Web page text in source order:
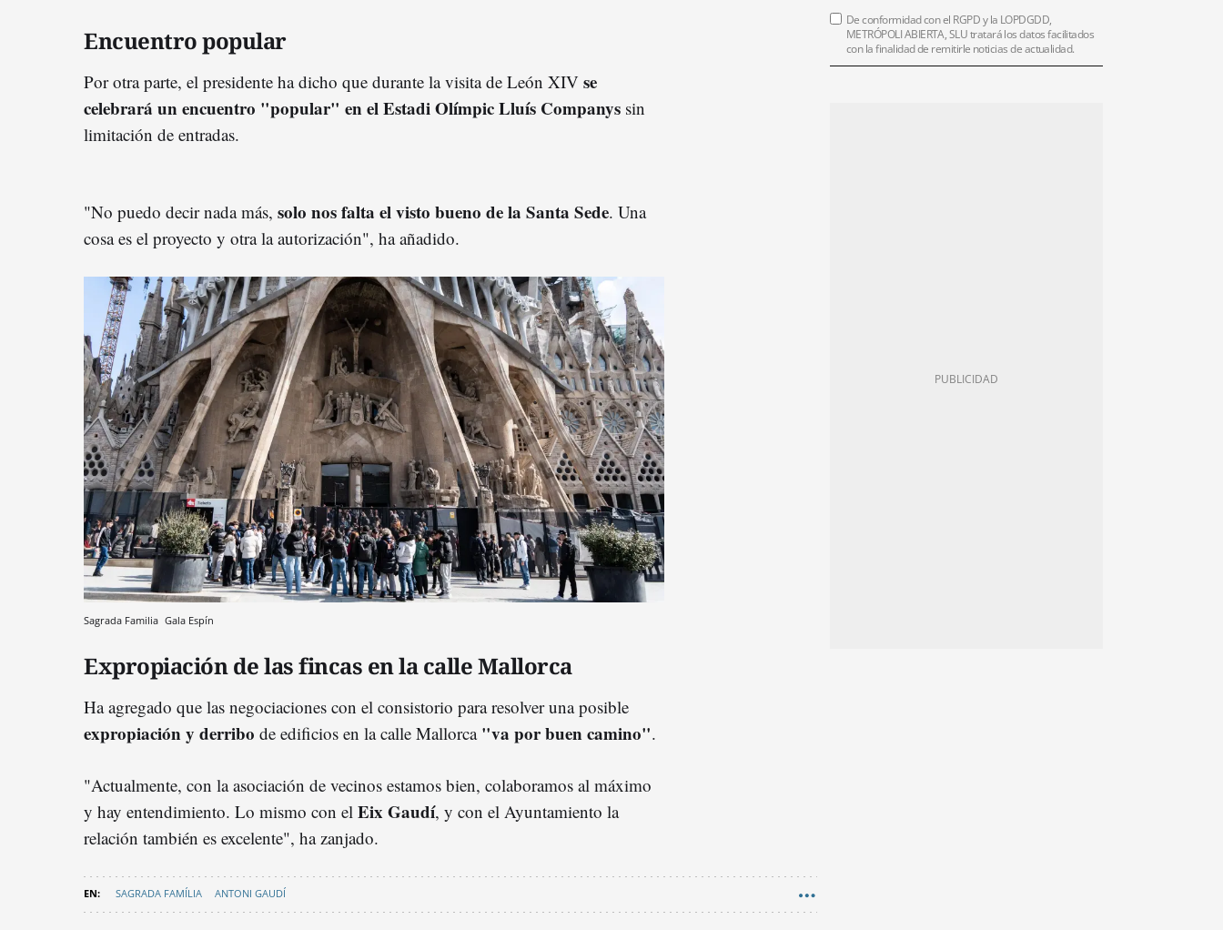
Encuentro popular
Por otra parte, el presidente ha dicho que durante la visita de León XIV se
celebrará un encuentro "popular" en el Estadi Olímpic Lluís Companys sin
limitación de entradas.
"No puedo decir nada más, solo nos falta el visto bueno de la Santa Sede. Una
cosa es el proyecto y otra la autorización", ha añadido.
Sagrada Familia Gala Espín
Expropiación de las fincas en la calle Mallorca
Ha agregado que las negociaciones con el consistorio para resolver una posible
expropiación y derribo de edificios en la calle Mallorca "va por buen camino".
"Actualmente, con la asociación de vecinos estamos bien, colaboramos al máximo
y hay entendimiento. Lo mismo con el Eix Gaudí, y con el Ayuntamiento la
relación también es excelente", ha zanjado.
SAGRADA FAMÍLIA ANTONI GAUDÍ
De conformidad con el RGPD y la LOPDGDD,
METRÓPOLI ABIERTA, SLU tratará los datos facilitados
con la finalidad de remitirle noticias de actualidad.